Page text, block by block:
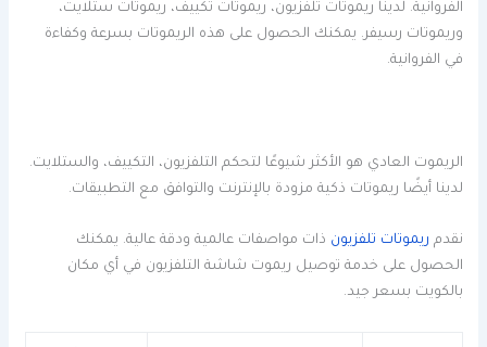
الفروانية. لدينا ريموتات تلفزيون، ريموتات تكييف، ريموتات ستلايت،
وريموتات رسيفر. يمكنك الحصول على هذه الريموتات بسرعة وكفاءة
في الفروانية.
الريموت العادي هو الأكثر شيوعًا لتحكم التلفزيون، التكييف، والستلايت.
لدينا أيضًا ريموتات ذكية مزودة بالإنترنت والتوافق مع التطبيقات.
نقدم ريموتات تلفزيون ذات مواصفات عالمية ودقة عالية. يمكنك
الحصول على خدمة توصيل ريموت شاشة التلفزيون في أي مكان
بالكويت بسعر جيد.